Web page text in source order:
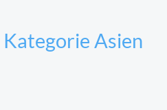
Asien